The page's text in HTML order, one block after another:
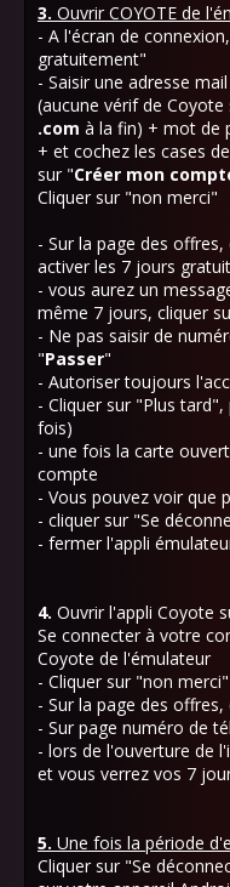
3. Ouvrir COYOTE de
- A l'écran de
gratuitement"
- Saisir une adresse
(aucune vérif de
.com à la fin) + mot de
+ et cochez les cases
sur "Créer mon
Cliquer sur "non merci"
- Sur la page des offres,
activer les 7 jours
- vous aurez un
même 7 jours, cliquer
- Ne pas saisir de
"Passer"
- Autoriser toujours
- Cliquer sur "Plus
fois)
- une fois la carte
compte
- Vous pouvez voir que
- cliquer sur "Se
- fermer l'appli
4. Ouvrir l'appli Coyote
Se connecter à votre
Coyote de l'émulateur
- Cliquer sur "non merci"
- Sur la page des
- Sur page numéro de
- lors de l'ouverture de
et vous verrez vos 7
5. Une fois la période
Cliquer sur "Se